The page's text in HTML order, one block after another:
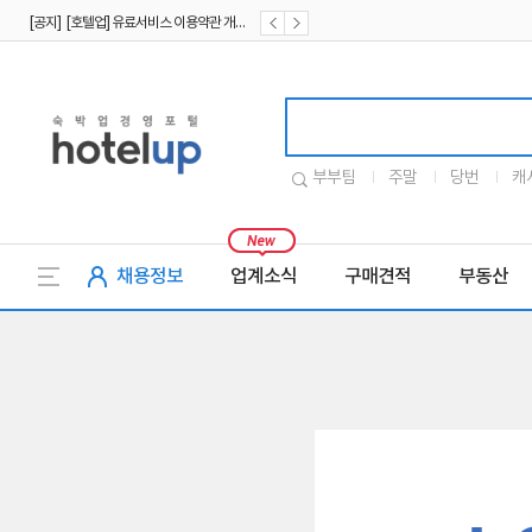
[공지] [호텔업] 유료서비스 이용약관 개정본2 (19.09.02)
부부팀 주말 당번 캐
채용정보 업계소식 구매견적 부동산